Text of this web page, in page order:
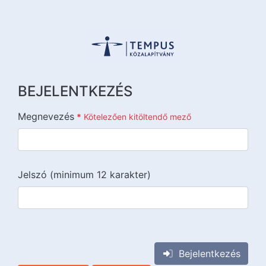
BEJELENTKEZÉS
Megnevezés * Kötelezően kitöltendő mező
Jelszó (minimum 12 karakter)
Bejelentkezés